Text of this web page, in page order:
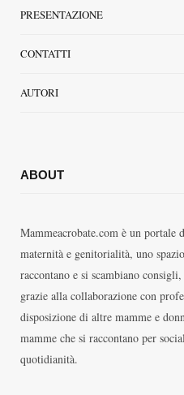
PRESENTAZIONE
CONTATTI
AUTORI
ABOUT
Mammeacrobate.com è un
maternità e genitorialità, uno
raccontano e si scambiano
grazie alla collaborazione con
disposizione di altre mamme e
mamme che si raccontano per
quotidianità.